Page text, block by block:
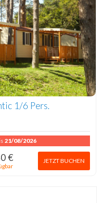
1/6 Pers.
21/08/2026
€ JETZT BUCHEN